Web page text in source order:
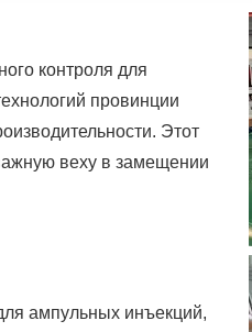
контроля для
провинции
Этот
веху в замещении
ампульных инъекций,